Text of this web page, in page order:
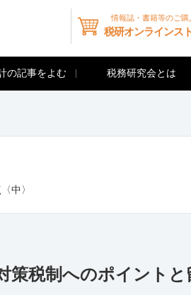
情報誌・書籍等のご購
税研オンラインス
の記事をよむ 税務研究会とは
中〉
税制へのポイントと